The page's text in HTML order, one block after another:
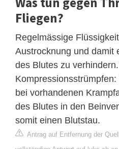
Fliegen?
Regelmässige
Austrocknung und damit
des Blutes zu
bei vorhandenen
des Blutes in den
somit einen Blutstau.
Antrag auf Entfernung der